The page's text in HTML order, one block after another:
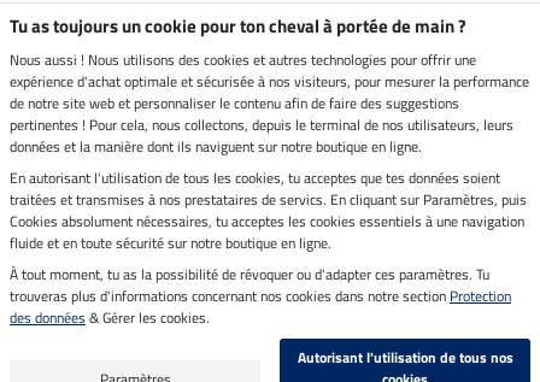
Boutique climatiquement
neutre
Livraison par
Paiement sécurisé
Mentions légales
Dernière actualisation le 07.08.2026 à 14:39
Tu as toujours un cookie pour ton cheval à portée de main ?
Nous aussi ! Nous utilisons des cookies et autres technologies pour offrir une
expérience d'achat optimale et sécurisée à nos visiteurs, pour mesurer la performance
de notre site web et personnaliser le contenu afin de faire des suggestions
pertinentes ! Pour cela, nous collectons, depuis le terminal de nos utilisateurs, leurs
données et la manière dont ils naviguent sur notre boutique en ligne.
En autorisant l'utilisation de tous les cookies, tu acceptes que tes données soient
traitées et transmises à nos prestataires de servics. En cliquant sur Paramètres, puis
Cookies absolument nécessaires, tu acceptes les cookies essentiels à une navigation
fluide et en toute sécurité sur notre boutique en ligne.
À tout moment, tu as la possibilité de révoquer ou d'adapter ces paramètres. Tu
trouveras plus d'informations concernant nos cookies dans notre section Protection
des données & Gérer les cookies.
Autorisant l'utilisation de tous nos